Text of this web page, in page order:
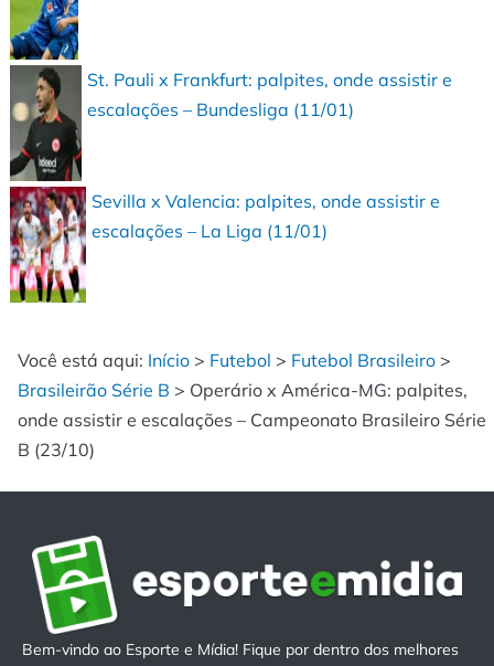
St. Pauli x Frankfurt: palpites, onde assistir e
escalações – Bundesliga (11/01)
Sevilla x Valencia: palpites, onde assistir e
escalações – La Liga (11/01)
Você está aqui: Início > Futebol > Futebol Brasileiro >
Brasileirão Série B > Operário x América-MG: palpites,
onde assistir e escalações – Campeonato Brasileiro Série
B (23/10)
Bem-vindo ao Esporte e Mídia! Fique por dentro dos melhores